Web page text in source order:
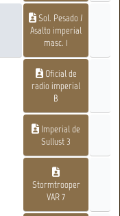
Sol. Pesado /
Asalto imperial
masc. 1
Oficial de
radio imperial
B
Imperial de
Sullust 3
Stormtrooper
VAR 7